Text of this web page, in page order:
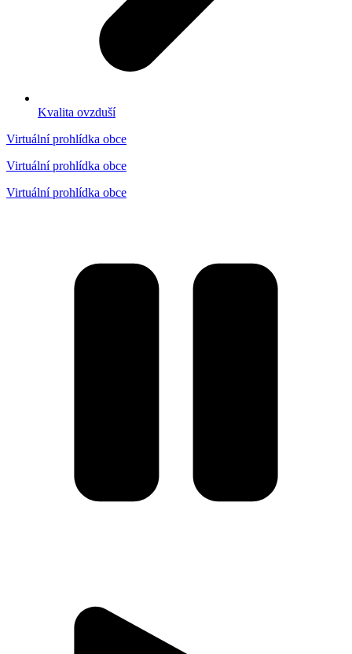
Kvalita ovzduší
Virtuální prohlídka obce
Virtuální prohlídka obce
Virtuální prohlídka obce